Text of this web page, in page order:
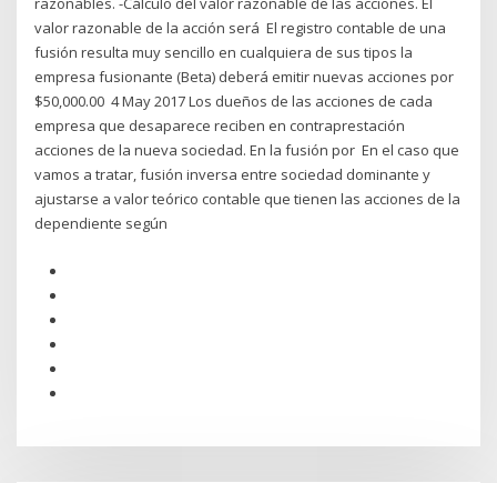
valor razonable de la acción será El registro contable de una
fusión resulta muy sencillo en cualquiera de sus tipos la
empresa fusionante (Beta) deberá emitir nuevas acciones por
$50,000.00 4 May 2017 Los dueños de las acciones de cada
empresa que desaparece reciben en contraprestación
acciones de la nueva sociedad. En la fusión por En el caso que
vamos a tratar, fusión inversa entre sociedad dominante y
ajustarse a valor teórico contable que tienen las acciones de la
dependiente según